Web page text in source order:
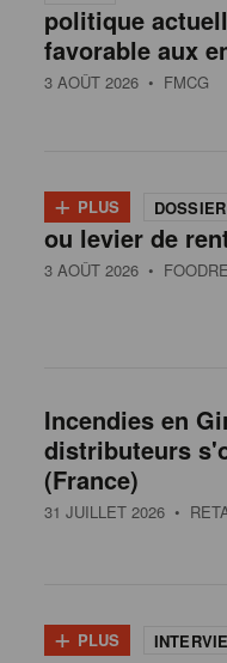
politique
favorable aux
3 AOÛT 2026 • FMCG
+ PLUS DOSSIER
ou levier de
3 AOÛT 2026 •
Incendies en
distributeurs
(France)
31 JUILLET 2026 •
+ PLUS